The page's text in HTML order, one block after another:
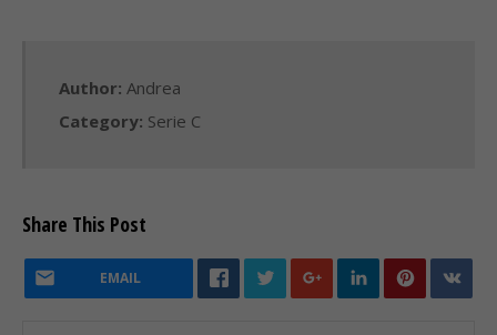
Author: Andrea
Category: Serie C
Share This Post
EMAIL